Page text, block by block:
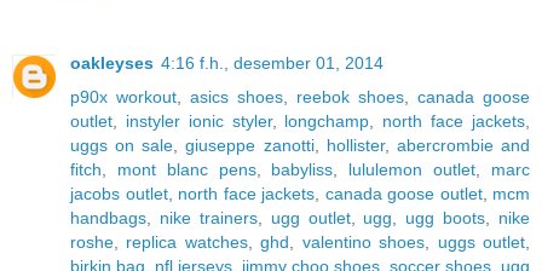
oakleyses 4:16 f.h., desember 01, 2014
p90x workout
asics shoes reebok shoes
canada goose
outlet
instyler ionic styler, longchamp north face jackets
uggs on sale ,giuseppe zanotti, hollister, abercrombie and
fitch
mont blanc pens, babyliss lululemon outlet
marc
jacobs outlet, north face jackets canada goose outlet, mcm
handbags
nike trainers, ugg outlet, ugg ugg boots
nike
roshe
replica watches,ghd valentino shoes uggs outlet
birkin bag
nfl jerseys jimmy choo shoes soccer shoes ugg